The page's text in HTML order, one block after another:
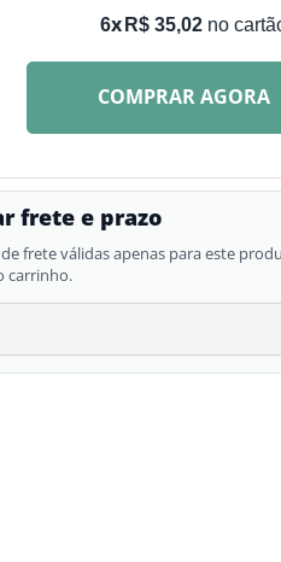
6 R$ 35,02
COMPRAR AGORA
frete e prazo
frete válidas apenas para este
carrinho.